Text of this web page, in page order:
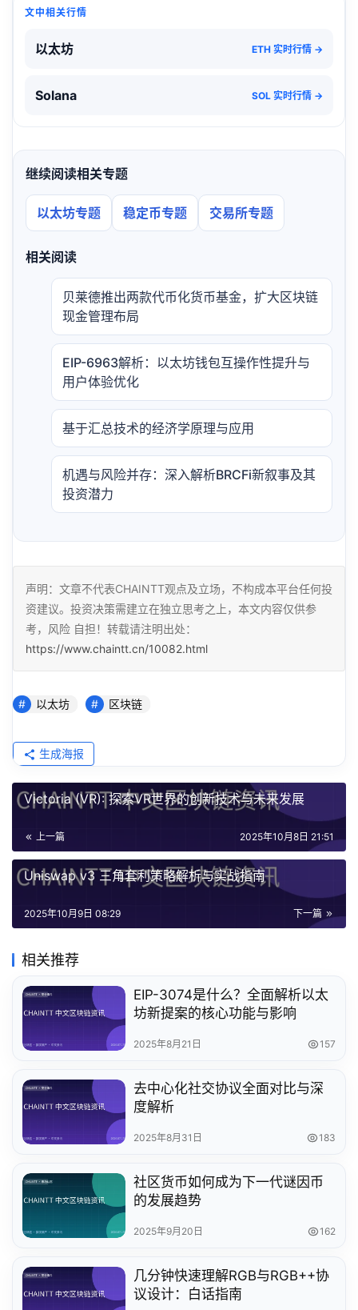
文中相关行情
以太坊 ETH 实时行情 →
Solana SOL 实时行情 →
继续阅读相关专题
以太坊专题 稳定币专题 交易所专题
相关阅读
贝莱德推出两款代币化货币基金，扩大区块链
现金管理布局
EIP-6963解析：以太坊钱包互操作性提升与
用户体验优化
基于汇总技术的经济学原理与应用
机遇与风险并存：深入解析BRCFi新叙事及其
投资潜力
声明：文章不代表CHAINTT观点及立场，不构成本平台任何投
资建议。投资决策需建立在独立思考之上，本文内容仅供参
考，风险 自担！转载请注明出处：
https://www.chaintt.cn/10082.html
以太坊 区块链
生成海报
Victoria (VR): 探索VR世界的创新技术与未来发展
上一篇 2025年10月8日 21:51
Uniswap v3 三角套利策略解析与实战指南
下一篇
2025年10月9日 08:29
相关推荐
EIP-3074是什么？全面解析以太
坊新提案的核心功能与影响
2025年8月21日 157
去中心化社交协议全面对比与深
度解析
2025年8月31日 183
社区货币如何成为下一代谜因币
的发展趋势
2025年9月20日 162
几分钟快速理解RGB与RGB++协
议设计：白话指南